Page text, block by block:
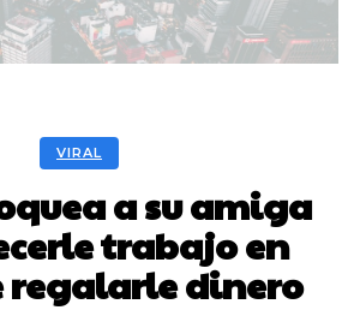
VIRAL
a su amiga
trabajo en
regalarle dinero